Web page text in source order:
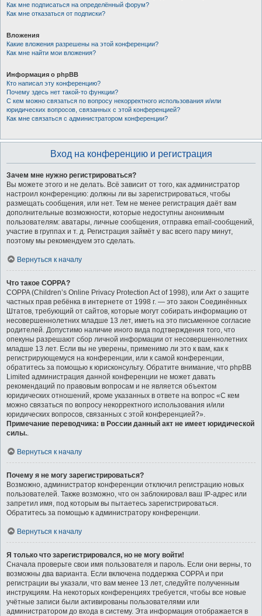
Как мне подписаться на определённый форум?
Как мне отказаться от подписки?
Вложения
Какие вложения разрешены на этой конференции?
Как мне найти мои вложения?
Информация о phpBB
Кто написал эту конференцию?
Почему здесь нет такой-то функции?
С кем можно связаться по вопросу некорректного использования и/или
юридических вопросов, связанных с этой конференцией?
Как мне связаться с администратором конференции?
Вход на конференцию и регистрация
Зачем мне нужно регистрироваться?
Вы можете этого и не делать. Всё зависит от того, как администратор
настроил конференцию: должны ли вы зарегистрироваться, чтобы
размещать сообщения, или нет. Тем не менее регистрация даёт вам
дополнительные возможности, которые недоступны анонимным
пользователям: аватары, личные сообщения, отправка email-сообщений,
участие в группах и т. д. Регистрация займёт у вас всего пару минут,
поэтому мы рекомендуем это сделать.
Вернуться к началу
Что такое COPPA?
COPPA (Children’s Online Privacy Protection Act of 1998), или Акт о защите
частных прав ребёнка в интернете от 1998 г. — это закон Соединённых
Штатов, требующий от сайтов, которые могут собирать информацию от
несовершеннолетних младше 13 лет, иметь на это письменное согласие
родителей. Допустимо наличие иного вида подтверждения того, что
опекуны разрешают сбор личной информации от несовершеннолетних
младше 13 лет. Если вы не уверены, применимо ли это к вам, как к
регистрирующемуся на конференции, или к самой конференции,
обратитесь за помощью к юрисконсульту. Обратите внимание, что phpBB
Limited администрация данной конференции не может давать
рекомендаций по правовым вопросам и не является объектом
юридических отношений, кроме указанных в ответе на вопрос «С кем
можно связаться по вопросу некорректного использования и/или
юридических вопросов, связанных с этой конференцией?».
Примечание переводчика: в России данный акт не имеет юридической
силы..
Вернуться к началу
Почему я не могу зарегистрироваться?
Возможно, администратор конференции отключил регистрацию новых
пользователей. Также возможно, что он заблокировал ваш IP-адрес или
запретил имя, под которым вы пытаетесь зарегистрироваться.
Обратитесь за помощью к администратору конференции.
Вернуться к началу
Я только что зарегистрировался, но не могу войти!
Сначала проверьте свои имя пользователя и пароль. Если они верны, то
возможны два варианта. Если включена поддержка COPPA и при
регистрации вы указали, что вам менее 13 лет, следуйте полученным
инструкциям. На некоторых конференциях требуется, чтобы все новые
учётные записи были активированы пользователями или
администратором до входа в систему. Эта информация отображается в